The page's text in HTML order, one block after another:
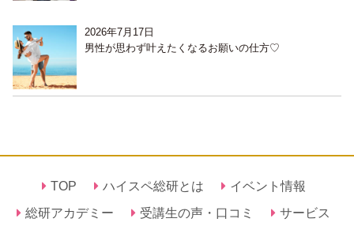
2026年7月17日
男性が思わず叶えたくなるお願いの仕方♡
TOP ハイスペ総研とは
イベント情報
総研アカデミー
受講生の声・口コミ サービス